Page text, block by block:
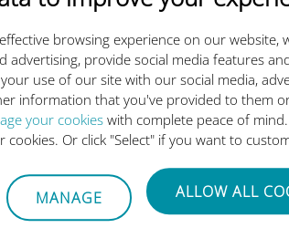
browsing experience on our website,
advertising, provide social media features
use of our site with our social media,
information that you've provided to them
your cookies with complete peace of
cookies. Or click "Select" if you want to
MANAGE ALLOW ALL
internazionale di